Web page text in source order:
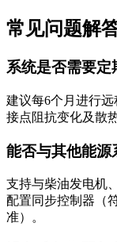
常见问题解
系统是否需要定
建议每6个月进行
接点阻抗变化及散
能否与其他能源
支持与柴油发电机
配置同步控制器（
准）。